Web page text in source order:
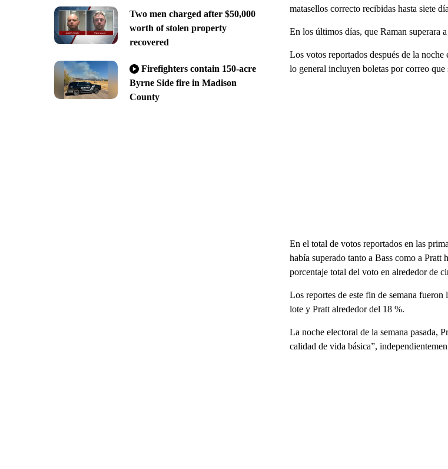
Two men charged after $50,000
worth of stolen property
recovered
Firefighters contain 150-acre
Byrne Side fire in Madison
County
matasellos correcto recibidas hasta siete
En los últimos días, que Raman superara
Los votos reportados después de la
lo general incluyen boletas por correo
En el total de votos reportados en las
había superado tanto a Bass como a Pratt
porcentaje total del voto en alrededor de
Los reportes de este fin de semana
lote y Pratt alrededor del 18 %.
La noche electoral de la semana pasada,
calidad de vida básica”,